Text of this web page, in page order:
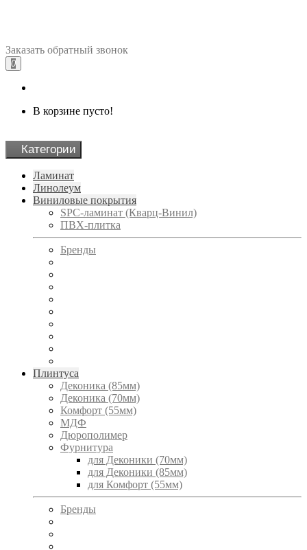
Заказать обратный звонок
0
В корзине пусто!
Категории
Ламинат
Линолеум
Виниловые покрытия
SPC-ламинат (Кварц-Винил)
ПВХ-плитка
Бренды
Плинтуса
Деконика (85мм)
Деконика (70мм)
Комфорт (55мм)
МДФ
Дюрополимер
Фурнитура
для Деконики (70мм)
для Деконики (85мм)
для Комфорт (55мм)
Бренды